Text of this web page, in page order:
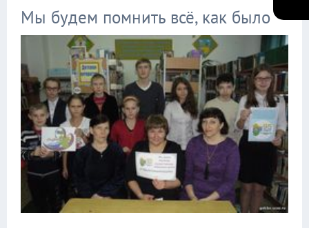
Мы будем помнить всё, как было